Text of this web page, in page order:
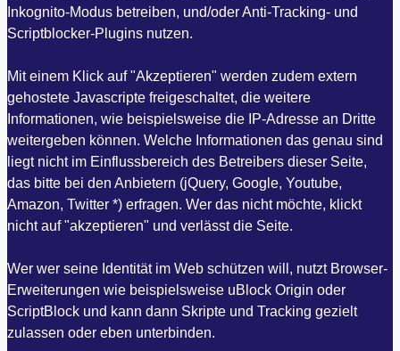
Inkognito-Modus betreiben, und/oder Anti-Tracking- und
Scriptblocker-Plugins nutzen.
Mit einem Klick auf "Akzeptieren" werden zudem extern
gehostete Javascripte freigeschaltet, die weitere
Informationen, wie beispielsweise die IP-Adresse an Dritte
weitergeben können. Welche Informationen das genau sind
liegt nicht im Einflussbereich des Betreibers dieser Seite,
das bitte bei den Anbietern (jQuery, Google, Youtube,
Amazon, Twitter *) erfragen. Wer das nicht möchte, klickt
nicht auf "akzeptieren" und verlässt die Seite.
Wer wer seine Identität im Web schützen will, nutzt Browser-
Erweiterungen wie beispielsweise uBlock Origin oder
ScriptBlock und kann dann Skripte und Tracking gezielt
zulassen oder eben unterbinden.